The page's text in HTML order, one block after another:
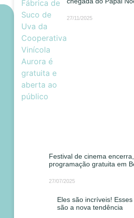
27/11/2025
Festival de cinema
programação gratuita em
27/07/2025
Eles são incríveis! Esses
são a nova tendência